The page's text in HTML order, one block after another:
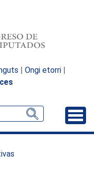
| Ongi etorri |